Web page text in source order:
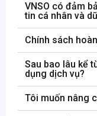
VNSO có đảm
tin cá nhân và
Chính sách
Sau bao lâu kể
dụng dịch vụ?
Tôi muốn nâng